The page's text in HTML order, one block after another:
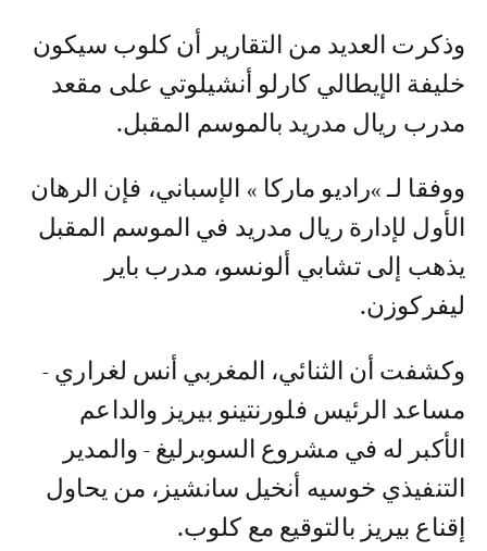
وذكرت العديد من التقارير أن كلوب سيكون
خليفة الإيطالي كارلو أنشيلوتي على مقعد
مدرب ريال مدريد بالموسم المقبل.
ووفقا لـ »راديو ماركا » الإسباني، فإن الرهان
الأول لإدارة ريال مدريد في الموسم المقبل
يذهب إلى تشابي ألونسو، مدرب باير
ليفركوزن.
وكشفت أن الثنائي، المغربي أنس لغراري -
مساعد الرئيس فلورنتينو بيريز والداعم
الأكبر له في مشروع السوبرليغ - والمدير
التنفيذي خوسيه أنخيل سانشيز، من يحاول
إقناع بيريز بالتوقيع مع كلوب.